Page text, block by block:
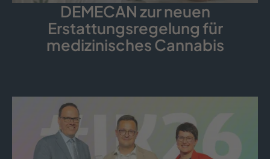
DEMECAN zur neuen
Erstattungsregelung für
medizinisches Cannabis